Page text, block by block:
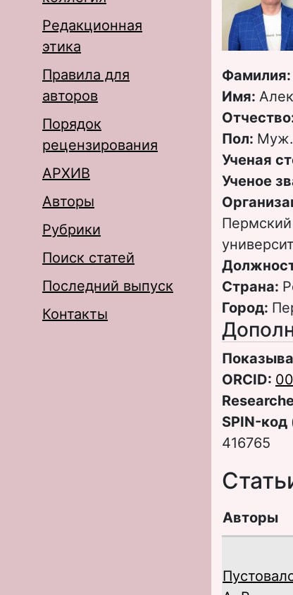
Редакционная
этика
Правила для
авторов
Порядок
рецензирования
АРХИВ
Авторы
Рубрики
Поиск статей
Последний выпуск
Контакты
Фамилия:
Имя:
Пол: Муж.
Ученая
Ученое
Пермский
Страна:
Город:
ORCID:
SPIN-
416765
Авторы